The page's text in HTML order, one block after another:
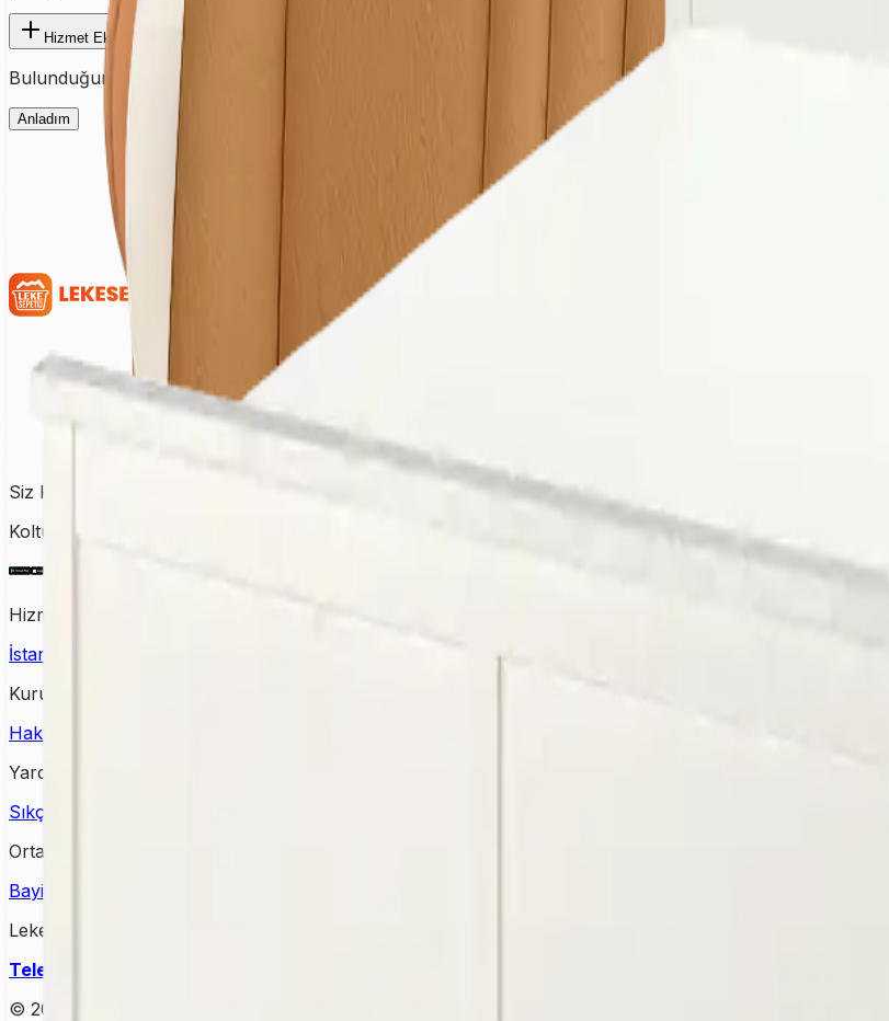
Hizmet Ekle
Bulunduğunuz şehre ait fiyatları görmek için ilk olarak şehir seçimi yapmalısınız. Aksi takdirde farklı şehrin
Anladım
Siz Kirletin, Biz Temizleyelim!
Koltuktan halıya, perdeden yatağa kadar tüm temizlik ihtiyaçlarınızda Lekesepeti.com bir tıkla kapınızda!
Hizmet Verdiğimiz Bölgeler
İstanbul Halı Yıkama
Samsun Halı Yıkama
Kurumsal
Hakkımızda
Yardım & Destek
Sıkça Sorulan Sorular
Ortağımız Olun
Bayimiz Olun
Lekesepeti Temizlik Hizmetleri
Telefon
© 2025 • Lekesepeti